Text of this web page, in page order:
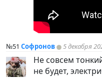
№51 Софронов 5 декабря
Не совсем
не будет,